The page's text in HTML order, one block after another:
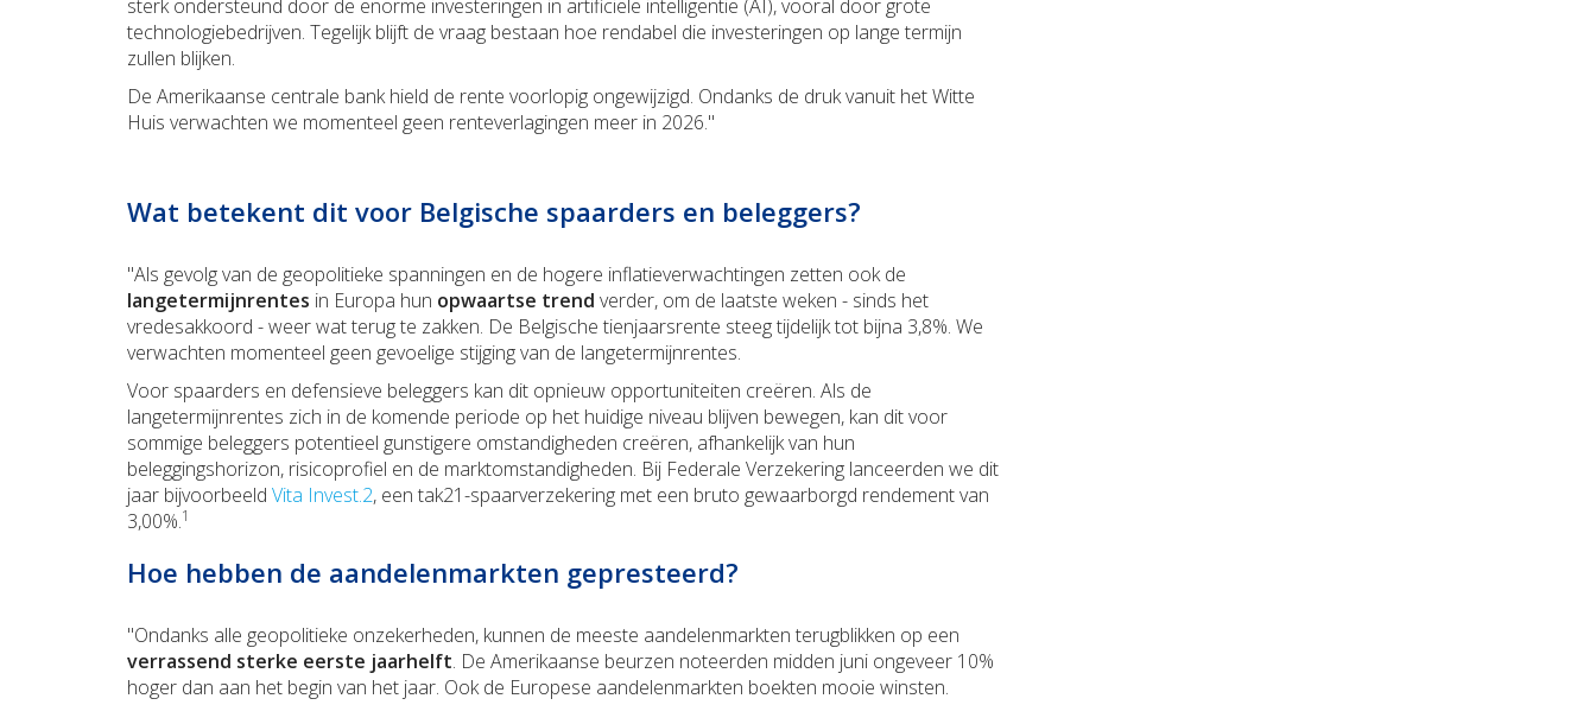
sterk ondersteund door de enorme investeringen in artificiële intelligentie (AI), vooral door grote
technologiebedrijven. Tegelijk blijft de vraag bestaan hoe rendabel die investeringen op lange termijn
zullen blijken.
De Amerikaanse centrale bank hield de rente voorlopig ongewijzigd. Ondanks de druk vanuit het Witte
Huis verwachten we momenteel geen renteverlagingen meer in 2026."
Wat betekent dit voor Belgische spaarders en beleggers?
"Als gevolg van de geopolitieke spanningen en de hogere inflatieverwachtingen zetten ook de
langetermijnrentes in Europa hun opwaartse trend verder, om de laatste weken - sinds het
vredesakkoord - weer wat terug te zakken. De Belgische tienjaarsrente steeg tijdelijk tot bijna 3,8%. We
verwachten momenteel geen gevoelige stijging van de langetermijnrentes.
Voor spaarders en defensieve beleggers kan dit opnieuw opportuniteiten creëren. Als de
langetermijnrentes zich in de komende periode op het huidige niveau blijven bewegen, kan dit voor
sommige beleggers potentieel gunstigere omstandigheden creëren, afhankelijk van hun
beleggingshorizon, risicoprofiel en de marktomstandigheden. Bij Federale Verzekering lanceerden we dit
jaar bijvoorbeeld Vita Invest.2, een tak21-spaarverzekering met een bruto gewaarborgd rendement van
3,00%.1
Hoe hebben de aandelenmarkten gepresteerd?
"Ondanks alle geopolitieke onzekerheden, kunnen de meeste aandelenmarkten terugblikken op een
verrassend sterke eerste jaarhelft. De Amerikaanse beurzen noteerden midden juni ongeveer 10%
hoger dan aan het begin van het jaar. Ook de Europese aandelenmarkten boekten mooie winsten.